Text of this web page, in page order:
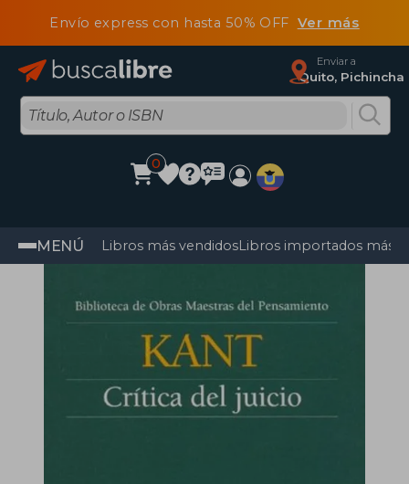
Envío express con hasta 50% OFF Ver más
Enviar a
Quito, Pichincha
0
MENÚ Libros más vendidosLibros importados más